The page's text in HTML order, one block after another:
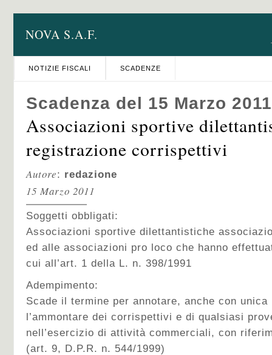
NOVA S.A.F.
NOTIZIE FISCALI SCADENZE
Scadenza del 15 Marzo 2011
Associazioni sportive
registrazione corrispettivi
Autore: redazione
15 Marzo 2011
Soggetti obbligati:
Associazioni sportive dilettantistiche
ed alle associazioni pro loco che hanno
cui all’art. 1 della L. n. 398/1991
Adempimento:
Scade il termine per annotare, anche con
l’ammontare dei corrispettivi e di qualsiasi
nell’esercizio di attività commerciali, con
(art. 9, D.P.R. n. 544/1999)